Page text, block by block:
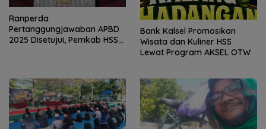
Ranperda
Pertanggungjawaban APBD
2025 Disetujui, Pemkab HSS
Bank Kalsel Promosikan
Wisata dan Kuliner HSS
Lewat Program AKSEL OTW